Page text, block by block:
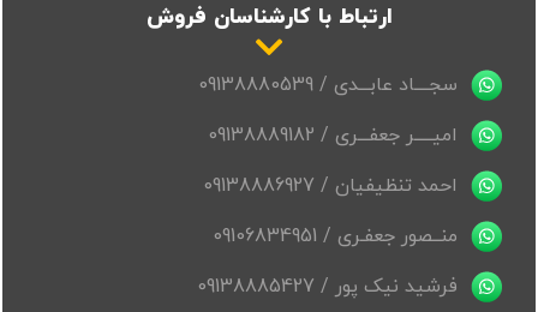
ارتباط با کارشناسان فروش
سجــــاد عابـــدی / 09138880539
امیـــــر جعفـــری / 09138889182
احمد تنظیفیان / 09138886927
منــصور جعفـری / 09106834951
فرشید نیک پور / 09138885427